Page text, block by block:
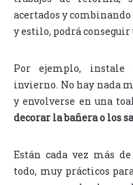
acertados y
y estilo, podrá
Por ejemplo,
invierno. No hay nada
y envolverse en una
decorar la bañera o los
Están cada vez más
todo, muy prácticos